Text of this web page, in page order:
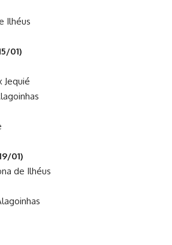
Ilhéus
01)
Jequié
01)
de Ilhéus